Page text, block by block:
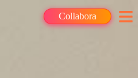
Collabora